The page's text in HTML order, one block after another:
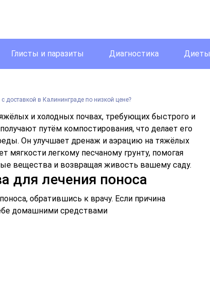
Глисты и паразиты Диагностика Диеты
с доставкой в Калининграде по низкой цене?
и холодных почвах, требующих быстрого и
получают путём компостирования, что делает его
Он улучшает дренаж и аэрацию на тяжёлых
мягкости легкому песчаному грунту, помогая
вещества и возвращая живость вашему саду.
для лечения поноса
обратившись к врачу. Если причина
домашними средствами